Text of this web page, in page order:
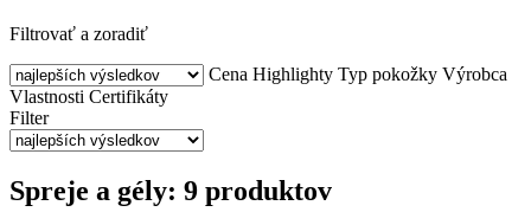
Filtrovať a zoradiť
Cena Highlighty Typ pokožky Výrobca
Vlastnosti Certifikáty
Filter
Spreje a gély: 9 produktov